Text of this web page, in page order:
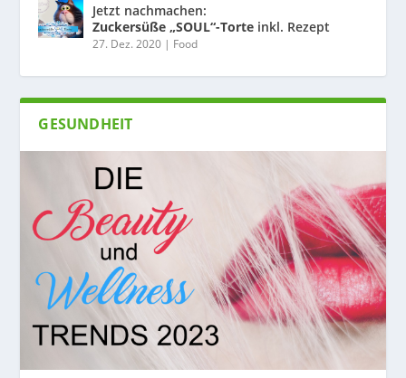
Jetzt nachmachen:
Zuckersüße „SOUL“-Torte inkl. Rezept
27. Dez. 2020 | Food
GESUNDHEIT